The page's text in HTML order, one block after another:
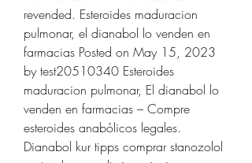
revended. Esteroides maduracion
pulmonar, el dianabol lo venden en
farmacias Posted on May 15, 2023
by test20510340 Esteroides
maduracion pulmonar, El dianabol lo
venden en farmacias – Compre
esteroides anabólicos legales.
Dianabol kur tipps comprar stanozolol